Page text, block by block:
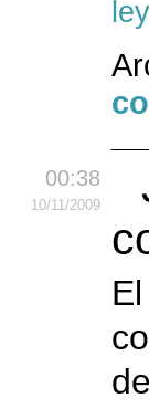
00:38
10/11/2009